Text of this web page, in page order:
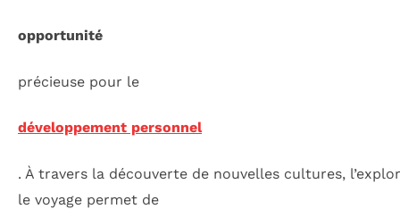
opportunité
précieuse pour le
développement personnel
. À travers la découverte de nouvelles cultures,
le voyage permet de